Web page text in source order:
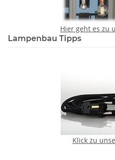
Hier geht es zu
Lampenbau Tipps
Klick zu